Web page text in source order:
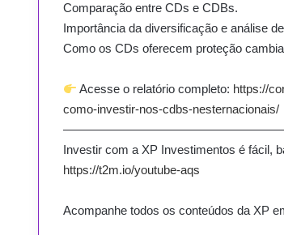
Comparação entre CDs e CDBs.
Importância da diversificação e análise
Como os CDs oferecem proteção
Acesse o relatório completo: https://
como-investir-nos-cdbs-nesternacionais/
Investir com a XP Investimentos é fácil,
https://t2m.io/youtube-aqs
Acompanhe todos os conteúdos da XP